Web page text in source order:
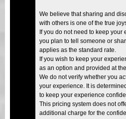
We believe that sharing and
with others is one of the true
If you do not need to keep
you plan to tell someone or
applies as the standard rate.
If you wish to keep your
as an option and provided at
We do not verify whether you
your experience. It is
to keep your experience
This pricing system does not
additional charge for the